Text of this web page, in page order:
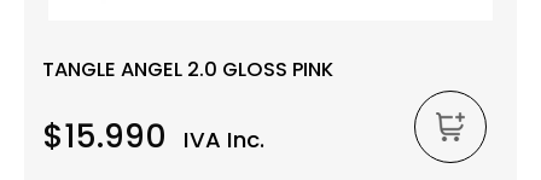
TANGLE ANGEL 2.0 GLOSS PINK
$15.990 IVA Inc.